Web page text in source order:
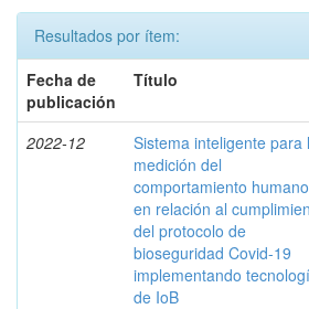
Resultados por ítem:
Fecha de
publicación
Título
2022-12
Sistema inteligente para
medición del
comportamiento humano
en relación al
del protocolo de
bioseguridad Covid-19
implementando
de IoB